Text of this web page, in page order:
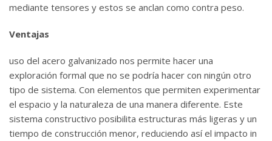
mediante tensores y estos se anclan como contra peso.
Ventajas
uso del acero galvanizado nos permite hacer una
exploración formal que no se podría hacer con ningún otro
tipo de sistema. Con elementos que permiten experimentar
el espacio y la naturaleza de una manera diferente. Este
sistema constructivo posibilita estructuras más ligeras y un
tiempo de construcción menor, reduciendo así el impacto in